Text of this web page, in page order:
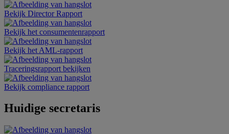
Bekijk Director Rapport
Bekijk het consumentenrapport
Bekijk het AML-rapport
Traceringsrapport bekijken
Bekijk compliance rapport
Huidige secretaris